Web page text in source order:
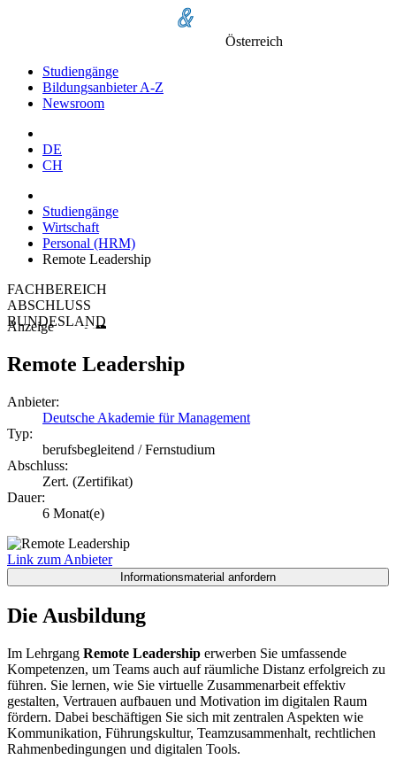
Österreich
Studiengänge
Bildungsanbieter A-Z
Newsroom
DE
CH
Studiengänge
Wirtschaft
Personal (HRM)
Remote Leadership
FACHBEREICH
ABSCHLUSS
BUNDESLAND
Anzeige
Remote Leadership
Anbieter:
Deutsche Akademie für Management
Typ:
berufsbegleitend / Fernstudium
Abschluss:
Zert. (Zertifikat)
Dauer:
6 Monat(e)
Link zum Anbieter
Die Ausbildung
Im Lehrgang Remote Leadership erwerben Sie umfassende
Kompetenzen, um Teams auch auf räumliche Distanz erfolgreich zu
führen. Sie lernen, wie Sie virtuelle Zusammenarbeit effektiv
gestalten, Vertrauen aufbauen und Motivation im digitalen Raum
fördern. Dabei beschäftigen Sie sich mit zentralen Aspekten wie
Kommunikation, Führungskultur, Teamzusammenhalt, rechtlichen
Rahmenbedingungen und digitalen Tools.